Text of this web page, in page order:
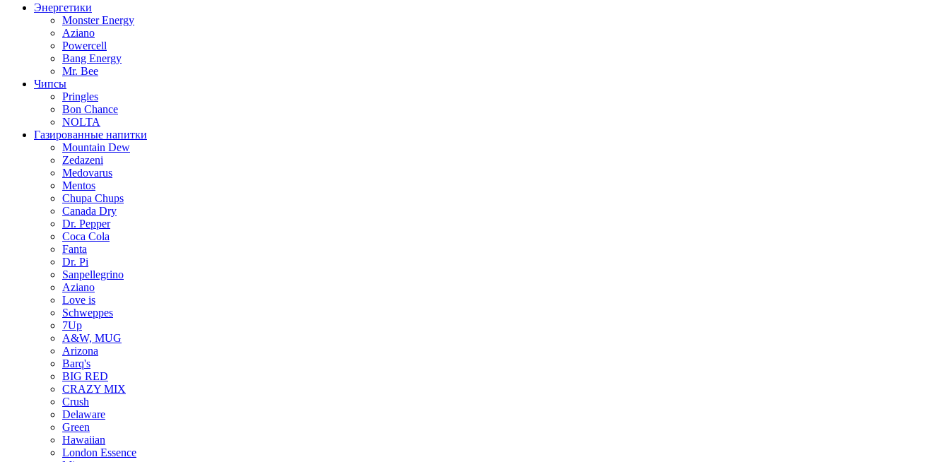
Энергетики
Monster Energy
Aziano
Powercell
Bang Energy
Mr. Bee
Чипсы
Pringles
Bon Chance
NOLTA
Газированные напитки
Mountain Dew
Zedazeni
Medovarus
Mentos
Chupa Chups
Canada Dry
Dr. Pepper
Coca Cola
Fanta
Dr. Pi
Sanpellegrino
Aziano
Love is
Schweppes
7Up
A&W, MUG
Arizona
Barq's
BIG RED
CRAZY MIX
Crush
Delaware
Green
Hawaiian
London Essence